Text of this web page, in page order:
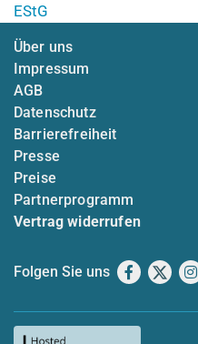
EStG
Über uns
Impressum
AGB
Datenschutz
Barrierefreiheit
Presse
Preise
Partnerprogramm
Vertrag widerrufen
Folgen Sie uns Facebook
X